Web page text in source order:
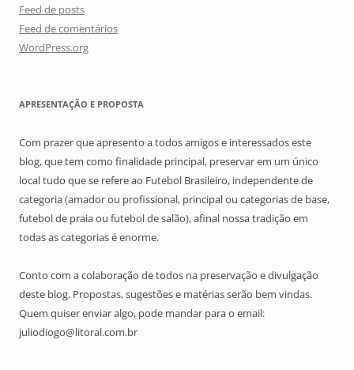
Feed de posts
Feed de comentários
WordPress.org
APRESENTAÇÃO E PROPOSTA
Com prazer que apresento a todos amigos e interessados este
blog, que tem como finalidade principal, preservar em um único
local tudo que se refere ao Futebol Brasileiro, independente de
categoria (amador ou profissional, principal ou categorias de base,
futebol de praia ou futebol de salão), afinal nossa tradição em
todas as categorias é enorme.
Conto com a colaboração de todos na preservação e divulgação
deste blog. Propostas, sugestões e matérias serão bem vindas.
Quem quiser enviar algo, pode mandar para o email:
juliodiogo@litoral.com.br